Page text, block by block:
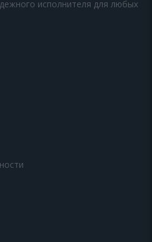
исполнителя для любых